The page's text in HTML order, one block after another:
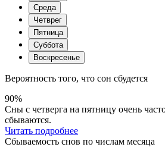
Среда
Четврег
Пятница
Суббота
Воскресенье
Вероятность того, что сон сбудется
90%
Сны с четверга на пятницу очень
сбываются.
Читать подробнее
Сбываемость снов по числам месяца